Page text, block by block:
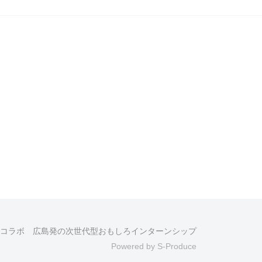
ラボ 広島発の次世代型おもしろインターンシップ
Powered by S-Produce